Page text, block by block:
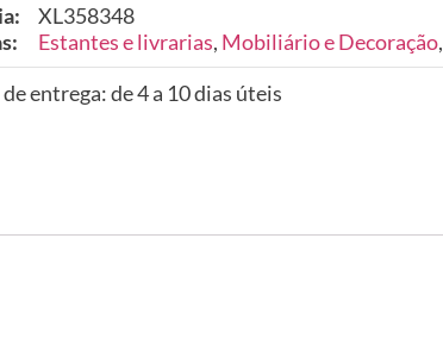
XL358348
Estantes e livrarias, Mobiliário e Decoração,
entrega: de 4 a 10 dias úteis